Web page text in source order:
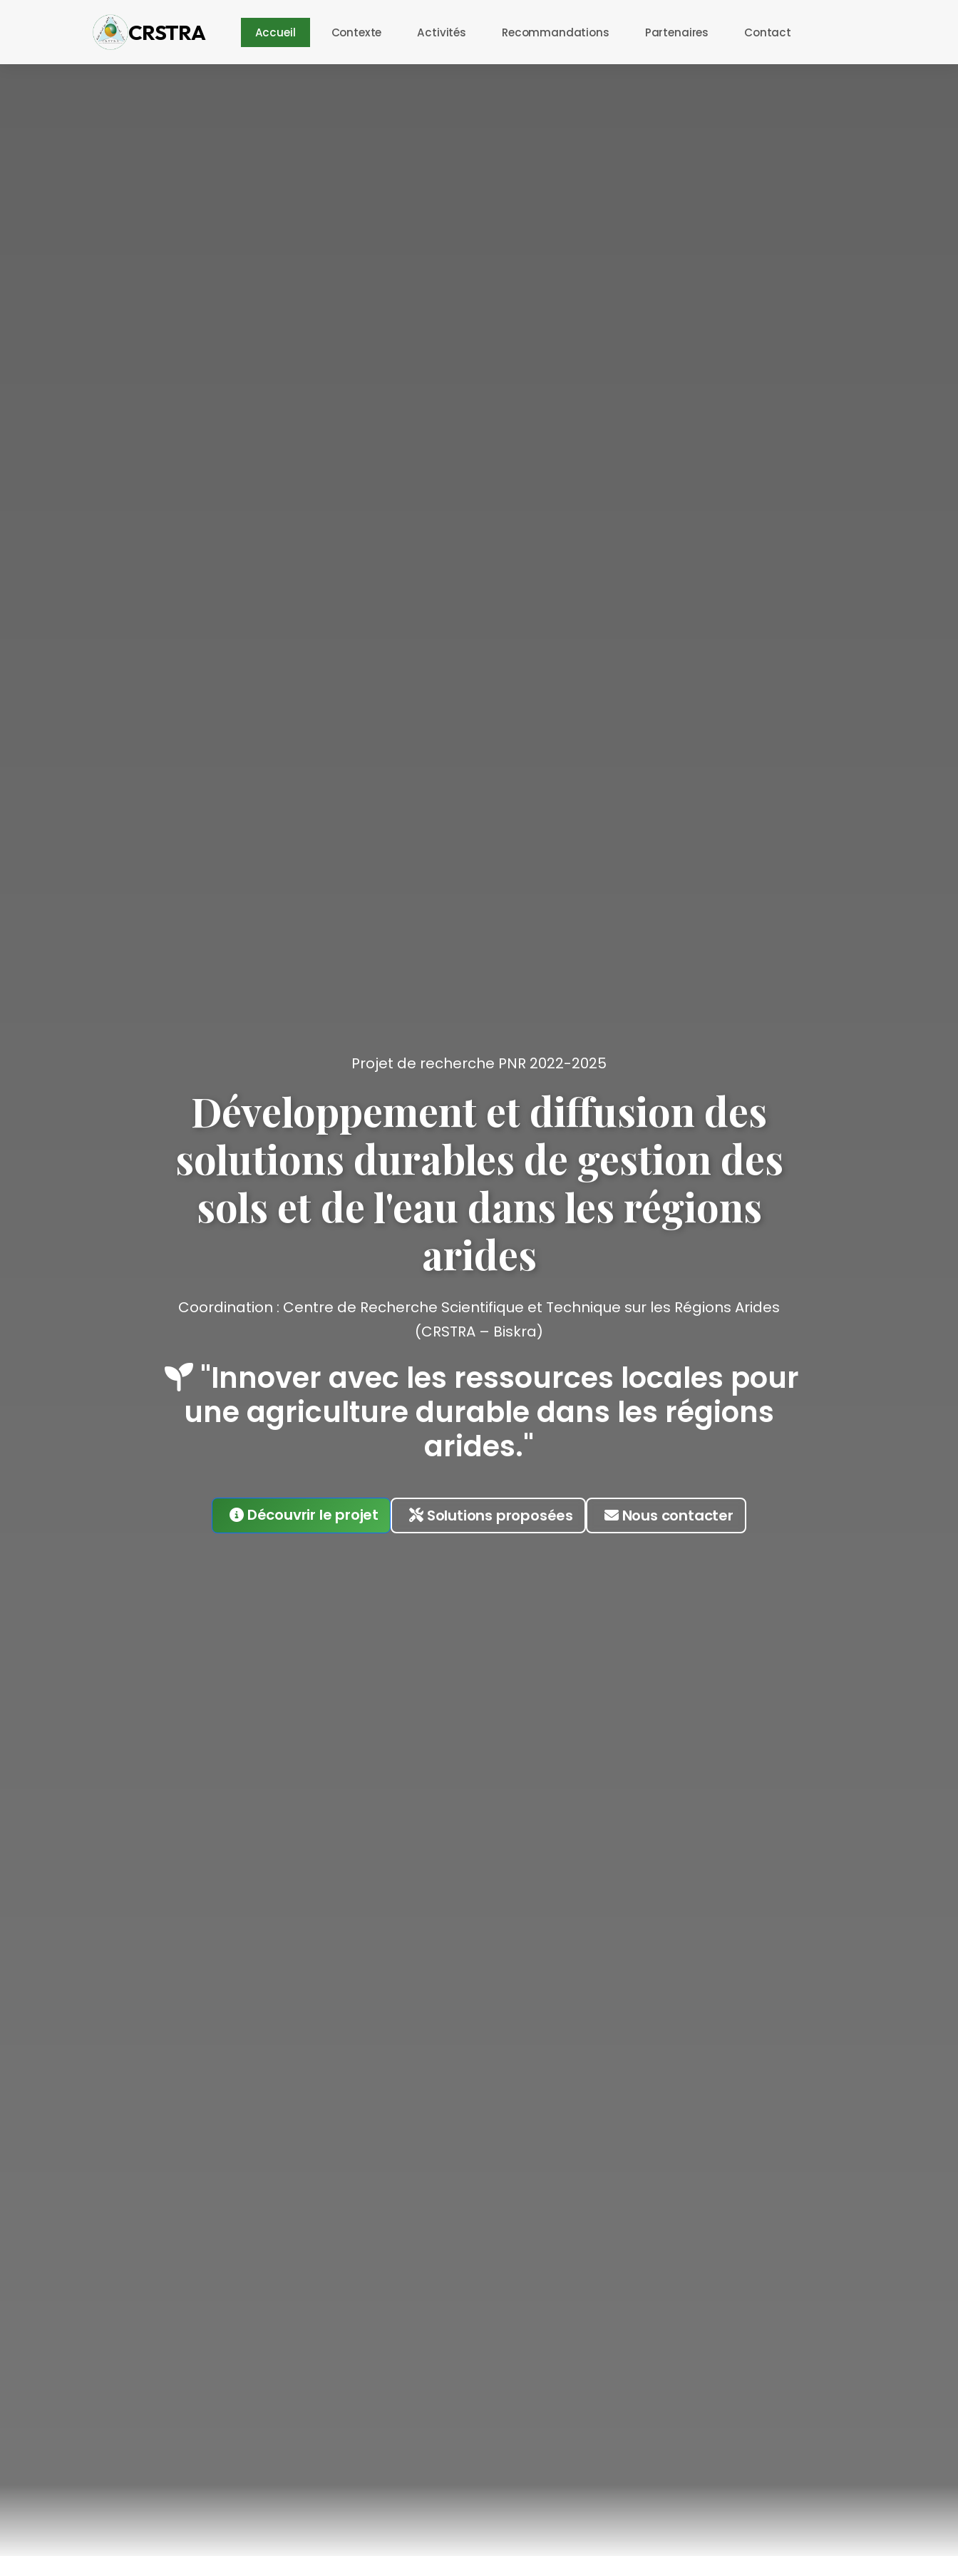
CRSTRA Accueil Contexte Activités Recommandations Partenaires Contact
Projet de recherche PNR 2022-2025
Développement et diffusion des
solutions durables de gestion des
sols et de l'eau dans les régions
arides
Coordination : Centre de Recherche Scientifique et Technique sur les Régions Arides
(CRSTRA – Biskra)
"Innover avec les ressources locales pour
une agriculture durable dans les régions
arides."
Découvrir le projet Solutions proposées Nous contacter